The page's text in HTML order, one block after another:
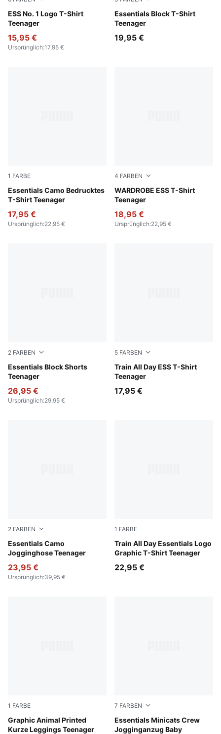
ESS No. 1 Logo T-Shirt
Teenager
Royal Sapphire
15,95 €
Ursprünglich:17,95 €
Essentials Block T-Shirt
Teenager
Puma Black
19,95 €
1 FARBE
Essentials Camo Bedrucktes
T-Shirt Teenager
Puma Black
17,95 €
Ursprünglich:22,95 €
4 FARBEN
WARDROBE ESS T-Shirt
Teenager
Puma White
18,95 €
Ursprünglich:22,95 €
2 FARBEN
Essentials Block Shorts
Teenager
Puma Black
26,95 €
Ursprünglich:29,95 €
5 FARBEN
Train All Day ESS T-Shirt
Teenager
Intense Lavender
17,95 €
2 FARBEN
Essentials Camo
Jogginghose Teenager
Puma Black
23,95 €
Ursprünglich:39,95 €
1 FARBE
Train All Day Essentials Logo
Graphic T-Shirt Teenager
Fuchsia Glow
22,95 €
1 FARBE
Graphic Animal Printed
Kurze Leggings Teenager
Sandstone
7 FARBEN
Essentials Minicats Crew
Jogginganzug Baby
Light Gray Heather